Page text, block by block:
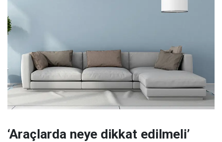
‘Araçlarda neye dikkat edilmeli’